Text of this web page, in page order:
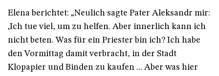
Elena berichtet: „Neulich sagte Pater Aleksandr mir:
‚Ich tue viel, um zu helfen. Aber innerlich kann ich
nicht beten. Was für ein Priester bin ich? Ich habe
den Vormittag damit verbracht, in der Stadt
Klopapier und Binden zu kaufen ... Aber was hier